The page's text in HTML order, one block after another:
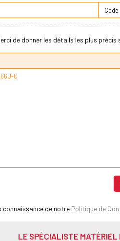
de donner les détails les plus
connaissance de notre Politique de
LE SPÉCIALISTE MATÉRIEL